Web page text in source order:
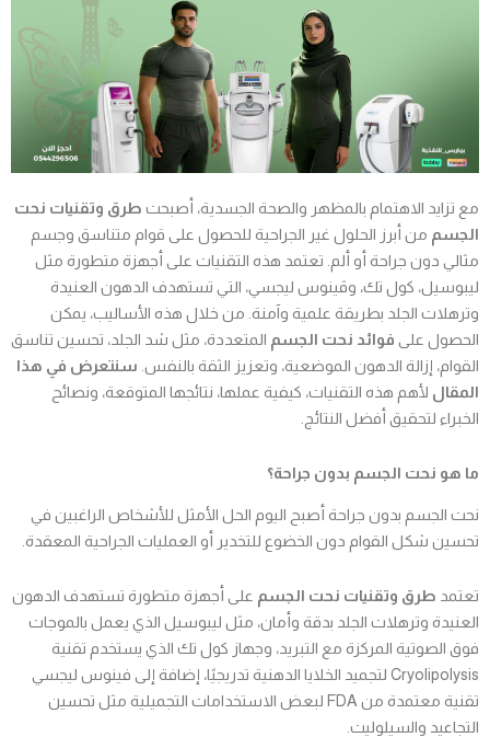
مع تزايد الاهتمام بالمظهر والصحة الجسدية، أصبحت طرق وتقنيات نحت
الجسم من أبرز الحلول غير الجراحية للحصول على قوام متناسق وجسم
مثالي دون جراحة أو ألم. تعتمد هذه التقنيات على أجهزة متطورة مثل
ليبوسيل، كول تك، وڤينوس ليجسي، التي تستهدف الدهون العنيدة
وترهلات الجلد بطريقة علمية وآمنة. من خلال هذه الأساليب، يمكن
الحصول على فوائد نحت الجسم المتعددة، مثل شد الجلد، تحسين تناسق
القوام، إزالة الدهون الموضعية، وتعزيز الثقة بالنفس. سنتعرض في هذا
المقال لأهم هذه التقنيات، كيفية عملها، نتائجها المتوقعة، ونصائح
الخبراء لتحقيق أفضل النتائج.
ما هو نحت الجسم بدون جراحة؟
نحت الجسم بدون جراحة أصبح اليوم الحل الأمثل للأشخاص الراغبين في
تحسين شكل القوام دون الخضوع للتخدير أو العمليات الجراحية المعقدة.
تعتمد طرق وتقنيات نحت الجسم على أجهزة متطورة تستهدف الدهون
العنيدة وترهلات الجلد بدقة وأمان، مثل ليبوسيل الذي يعمل بالموجات
فوق الصوتية المركزة مع التبريد، وجهاز كول تك الذي يستخدم تقنية
Cryolipolysis لتجميد الخلايا الدهنية تدريجيًا، إضافة إلى فينوس ليجسي
تقنية معتمدة من FDA لبعض الاستخدامات التجميلية مثل تحسين
التجاعيد والسيلوليت.